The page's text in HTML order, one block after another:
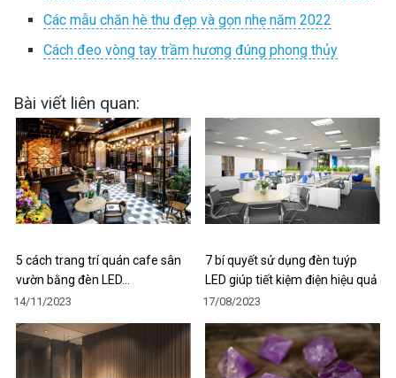
Các mẫu chăn hè thu đẹp và gọn nhẹ năm 2022
Cách đeo vòng tay trầm hương đúng phong thủy
Bài viết liên quan:
5 cách trang trí quán cafe sân
vườn bằng đèn LED…
14/11/2023
7 bí quyết sử dụng đèn tuýp
LED giúp tiết kiệm điện hiệu quả
17/08/2023